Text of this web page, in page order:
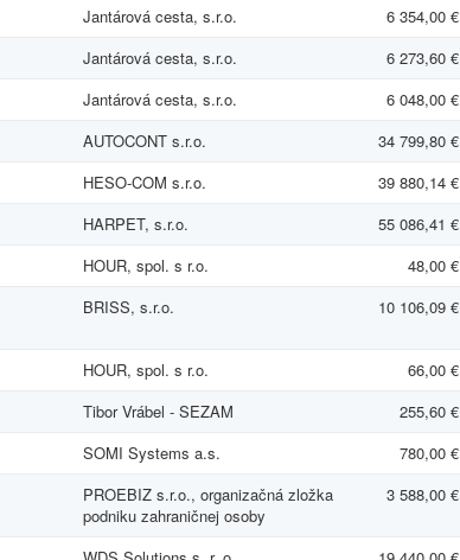
Jantárová cesta, s.r.o. 6 354,00 €
Jantárová cesta, s.r.o. 6 273,60 €
Jantárová cesta, s.r.o. 6 048,00 €
AUTOCONT s.r.o. 34 799,80 €
HESO-COM s.r.o. 39 880,14 €
HARPET, s.r.o. 55 086,41 €
HOUR, spol. s r.o. 48,00 €
BRISS, s.r.o. 10 106,09 €
HOUR, spol. s r.o. 66,00 €
Tibor Vrábel - SEZAM 255,60 €
SOMI Systems a.s. 780,00 €
PROEBIZ s.r.o., organizačná zložka
podniku zahraničnej osoby
3 588,00 €